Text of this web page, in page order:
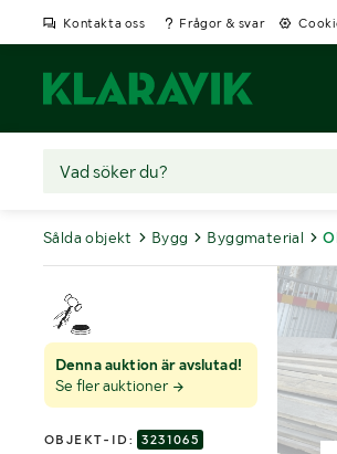
Kontakta oss Frågor & svar
Sålda objekt Bygg Byggmaterial
Denna auktion är avslutad!
Se fler auktioner
OBJEKT-ID: 3231065